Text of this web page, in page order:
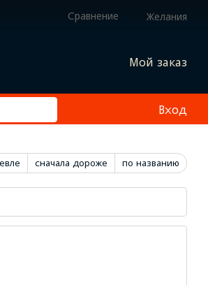
Сравнение Желания
Мой заказ
Вход
сначала дороже по названию